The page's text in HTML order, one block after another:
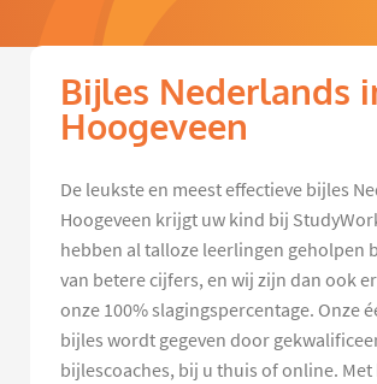
Bijles Nederlands
Hoogeveen
De leukste en meest effectieve bijles
Hoogeveen krijgt uw kind bij
hebben al talloze leerlingen geholpen
van betere cijfers, en wij zijn dan ook
onze 100% slagingspercentage. Onze
bijles wordt gegeven door
bijlescoaches, bij u thuis of online. Met